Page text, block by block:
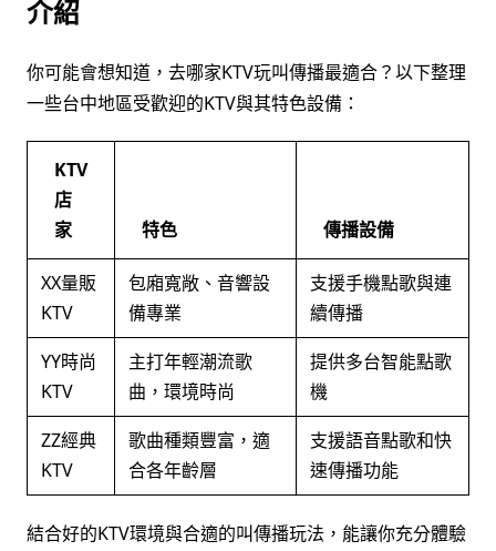
介紹
你可能會想知道，去哪家KTV玩叫傳播最適合？以下整理
一些台中地區受歡迎的KTV與其特色設備：
KTV
店
家
特色 傳播設備
XX量販
KTV
包廂寬敞、音響設
備專業
支援手機點歌與連
續傳播
YY時尚
KTV
主打年輕潮流歌
曲，環境時尚
提供多台智能點歌
機
ZZ經典
KTV
歌曲種類豐富，適
合各年齡層
支援語音點歌和快
速傳播功能
結合好的KTV環境與合適的叫傳播玩法，能讓你充分體驗